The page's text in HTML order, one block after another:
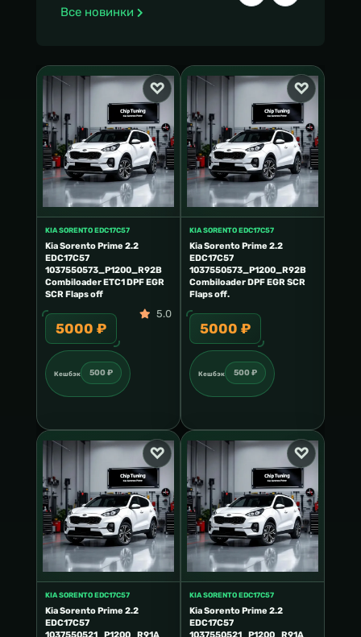
Все новинки
KIA SORENTO EDC17C57
Kia Sorento Prime 2.2
EDC17C57
1037550573_P1200_R92B
Combiloader ETC1 DPF EGR
SCR Flaps off
5000 ₽
5.0
Кешбэк 500 ₽
KIA SORENTO EDC17C57
Kia Sorento Prime 2.2
EDC17C57
1037550573_P1200_R92B
Combiloader DPF EGR SCR
Flaps off.
5000 ₽
Кешбэк 500 ₽
KIA SORENTO EDC17C57
Kia Sorento Prime 2.2
EDC17C57
KIA SORENTO EDC17C57
Kia Sorento Prime 2.2
EDC17C57